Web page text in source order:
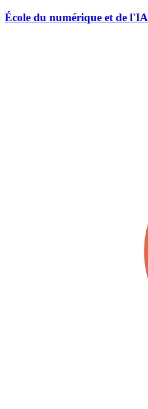
École du numérique et de l'IA